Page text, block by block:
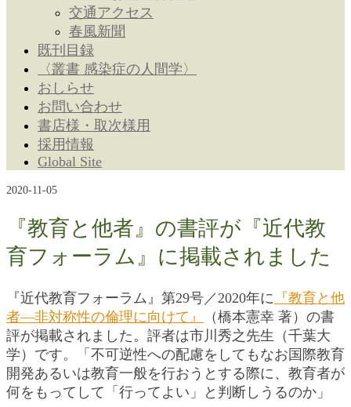
交通アクセス
春風新聞
既刊目録
〈叢書 感染症の人間学〉
おしらせ
お問い合わせ
書店様・取次様用
採用情報
Global Site
2020-11-05
『教育と他者』の書評が『近代教
育フォーラム』に掲載されました
『近代教育フォーラム』第29号／2020年に 『教育と他
者―非対称性の倫理に向けて』
（橋本憲幸 著）の書
評が掲載されました。評者は市川秀之先生（千葉大
学）です。「不可逆性への配慮をしてもなお国際教育
開発あるいは教育一般を行おうとする際に、教育者が
何をもってして「行ってよい」と判断しうるのか」